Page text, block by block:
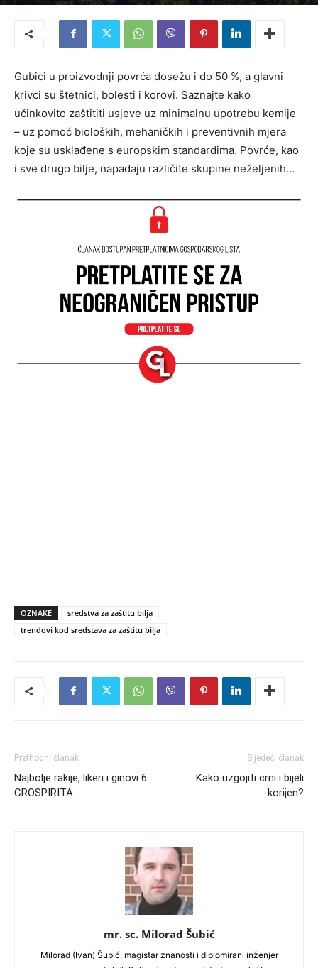
Gubici u proizvodnji povrća dosežu i do 50 %, a glavni
krivci su štetnici, bolesti i korovi. Saznajte kako
učinkovito zaštititi usjeve uz minimalnu upotrebu kemije
– uz pomoć bioloških, mehaničkih i preventivnih mjera
koje su usklađene s europskim standardima. Povrće, kao
i sve drugo bilje, napadaju različite skupine neželjenih…
OZNAKE
sredstva za zaštitu bilja
trendovi kod sredstava za zaštitu bilja
Prethodni članak
Najbolje rakije, likeri i ginovi 6.
CROSPIRITA
Sljedeći članak
Kako uzgojiti crni i bijeli
korijen?
mr. sc. Milorad Šubić
Milorad (Ivan) Šubić, magistar znanosti i diplomirani inženjer